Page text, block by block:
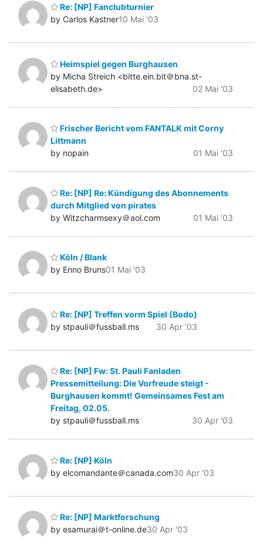
Re: [NP] Fanclubturnier
by Carlos Kastner10 Mai '03
Heimspiel gegen Burghausen
by Micha Streich <bitte.ein.bit＠bna.st-
elisabeth.de>
02 Mai '03
Frischer Bericht vom FANTALK mit Corny
Littmann
by nopain
01 Mai '03
Re: [NP] Re: Kündigung des Abonnements
durch Mitglied von pirates
by Witzcharmsexy＠aol.com
01 Mai '03
Köln / Blank
by Enno Bruns01 Mai '03
Re: [NP] Treffen vorm Spiel (Bodo)
by stpauli＠fussball.ms
30 Apr '03
Re: [NP] Fw: St. Pauli Fanladen
Pressemitteilung: Die Vorfreude steigt -
Burghausen kommt! Gemeinsames Fest am
Freitag, 02.05.
by stpauli＠fussball.ms
30 Apr '03
Re: [NP] Köln
by elcomandante＠canada.com30 Apr '03
Re: [NP] Marktforschung
by esamurai＠t-online.de30 Apr '03